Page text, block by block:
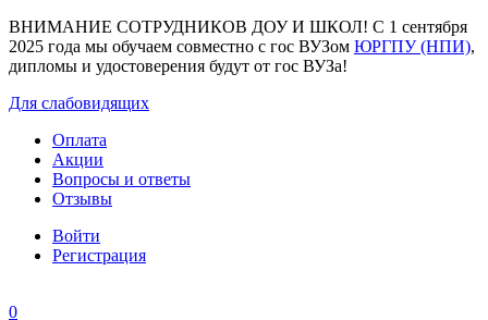
ВНИМАНИЕ СОТРУДНИКОВ ДОУ И ШКОЛ! С 1 сентября
2025 года мы обучаем совместно с гос ВУЗом ЮРГПУ (НПИ),
дипломы и удостоверения будут от гос ВУЗа!
Для слабовидящих
Оплата
Акции
Вопросы и ответы
Отзывы
Войти
Регистрация
0